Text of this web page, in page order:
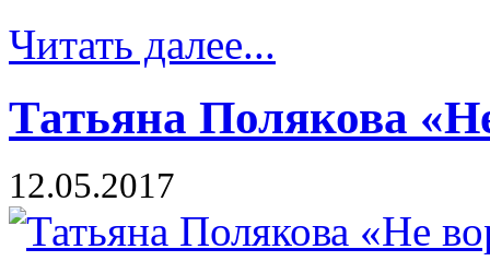
Читать далее...
Татьяна Полякова
12.05.2017